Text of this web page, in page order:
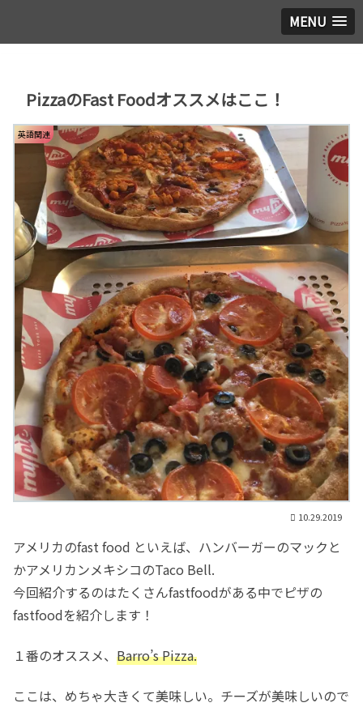
MENU
PizzaのFast Foodオススメはここ！
英語関連
10.29.2019
アメリカのfast food といえば、ハンバーガーのマックと
かアメリカンメキシコのTaco Bell.
今回紹介するのはたくさんfastfoodがある中でピザの
fastfoodを紹介します！
１番のオススメ、 Barro’s Pizza.
ここは、めちゃ大きくて美味しい。チーズが美味しいので